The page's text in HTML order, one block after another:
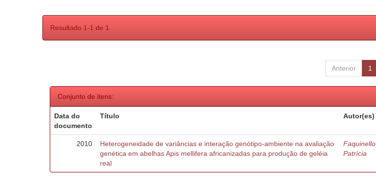
Resultado 1-1 de 1.
Anterior 1
Conjunto de itens:
Data do
documento
Título Autor(es)
2010
Heterogeneidade de variâncias e interação genótipo-ambiente na avaliação
genética em abelhas Apis mellifera africanizadas para produção de geléia
real
Faquinello,
Patrícia